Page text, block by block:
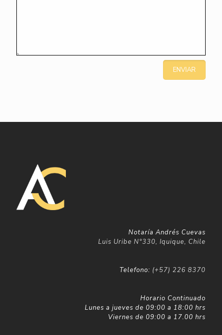
Notaría Andrés Cuevas
Luis Uribe N°330, Iquique, Chile
Telefono: (+57) 226 8370
Horario Continuado
Lunes a jueves de 09:00 a 18:00 hrs
Viernes de 09:00 a 17.00 hrs